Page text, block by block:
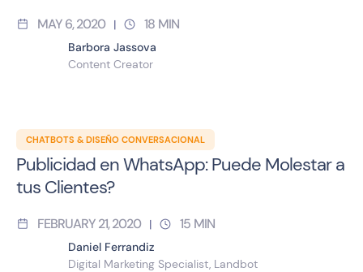
MAY 6, 2020 | 18 MIN
Barbora Jassova
Content Creator
CHATBOTS & DISEÑO CONVERSACIONAL
Publicidad en WhatsApp: Puede Molestar a
tus Clientes?
FEBRUARY 21, 2020 | 15 MIN
Daniel Ferrandiz
Digital Marketing Specialist, Landbot